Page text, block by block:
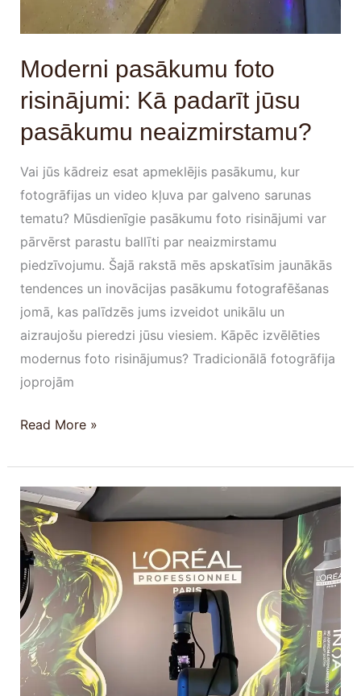
Moderni pasākumu foto
risinājumi: Kā padarīt jūsu
pasākumu neaizmirstamu?
Vai jūs kādreiz esat apmeklējis pasākumu, kur
fotogrāfijas un video kļuva par galveno sarunas
tematu? Mūsdienīgie pasākumu foto risinājumi var
pārvērst parastu ballīti par neaizmirstamu
piedzīvojumu. Šajā rakstā mēs apskatīsim jaunākās
tendences un inovācijas pasākumu fotografēšanas
jomā, kas palīdzēs jums izveidot unikālu un
aizraujošu pieredzi jūsu viesiem. Kāpēc izvēlēties
modernus foto risinājumus? Tradicionālā fotogrāfija
joprojām
Read More »
Momentbox
GlamBot
risinājums
Loreal
Pro
pasākumā:
inovatīva
pieeja
pasākumu